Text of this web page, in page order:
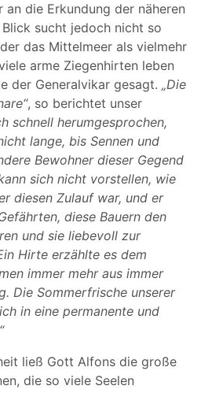
an die Erkundung der näheren
sucht jedoch nicht so
das Mittelmeer als vielmehr
arme Ziegenhirten leben
der Generalvikar gesagt. „Die
, so berichtet unser
schnell herumgesprochen,
lange, bis Sennen und
Bewohner dieser Gegend
sich nicht vorstellen, wie
diesen Zulauf war, und er
diese Bauern den
und sie liebevoll zur
Hirte erzählte es dem
immer mehr aus immer
Die Sommerfrische unserer
in eine permanente und
ließ Gott Alfons die große
die so viele Seelen